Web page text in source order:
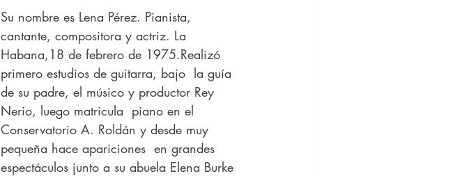
Su nombre es Lena Pérez. Pianista,
cantante, compositora y actriz. La
Habana,18 de febrero de 1975.Realizó
primero estudios de guitarra, bajo  la guía
de su padre, el músico y productor Rey
Nerio, luego matricula  piano en el
Conservatorio A. Roldán y desde muy
pequeña hace apariciones  en grandes
espectáculos junto a su abuela Elena Burke